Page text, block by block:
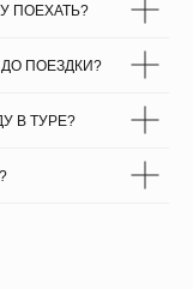
ПОЕХАТЬ?
ПОЕЗДКИ?
В ТУРЕ?